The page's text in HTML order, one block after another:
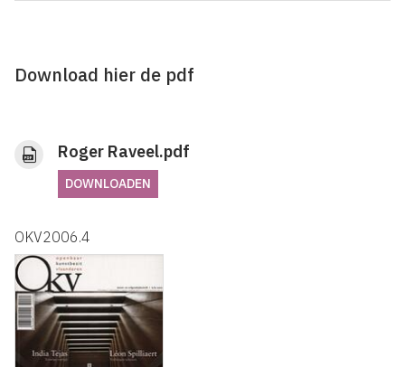
Download hier de pdf
Roger Raveel.pdf
DOWNLOADEN
OKV2006.4